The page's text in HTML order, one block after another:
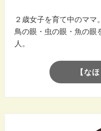
２歳女子を育て中のママ。
鳥の眼・虫の眼・魚の眼
人。
【な